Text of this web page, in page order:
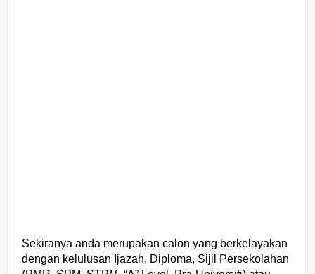
Sekiranya anda merupakan calon yang berkelayakan
dengan kelulusan Ijazah, Diploma, Sijil Persekolahan